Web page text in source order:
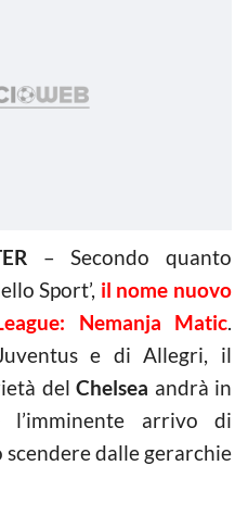
– Secondo quanto
Sport’, il nome nuovo
Nemanja Matic.
e di Allegri, il
del Chelsea andrà in
arrivo di
dalle gerarchie